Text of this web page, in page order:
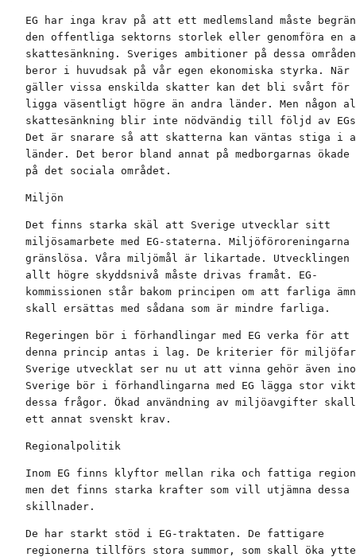
EG har inga krav på att ett medlemsland måste
den offentliga sektorns storlek eller genomföra en
skattesänkning. Sveriges ambitioner på dessa områden
beror i huvudsak på vår egen ekonomiska styrka. När
gäller vissa enskilda skatter kan det bli svårt för
ligga väsentligt högre än andra länder. Men någon
skattesänkning blir inte nödvändig till följd av
Det är snarare så att skatterna kan väntas stiga i
länder. Det beror bland annat på medborgarnas ökade
på det sociala området.
Miljön
Det finns starka skäl att Sverige utvecklar sitt
miljösamarbete med EG-staterna. Miljöföroreningarna
gränslösa. Våra miljömål är likartade. Utvecklingen
allt högre skyddsnivå måste drivas framåt. EG-
kommissionen står bakom principen om att farliga
skall ersättas med sådana som är mindre farliga.
Regeringen bör i förhandlingar med EG verka för att
denna princip antas i lag. De kriterier för
Sverige utvecklat ser nu ut att vinna gehör även
Sverige bör i förhandlingarna med EG lägga stor
dessa frågor. Ökad användning av miljöavgifter
ett annat svenskt krav.
Regionalpolitik
Inom EG finns klyftor mellan rika och fattiga
men det finns starka krafter som vill utjämna dessa
skillnader.
De har starkt stöd i EG-traktaten. De fattigare
regionerna tillförs stora summor, som skall öka